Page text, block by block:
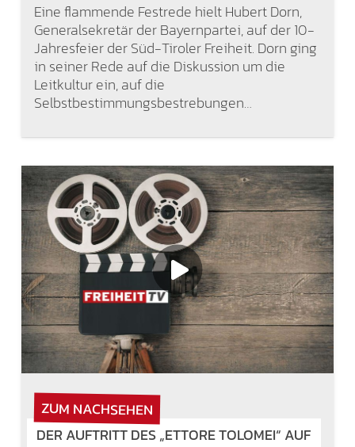
Eine flammende Festrede hielt Hubert Dorn,
Generalsekretär der Bayernpartei, auf der 10-
Jahresfeier der Süd-Tiroler Freiheit. Dorn ging
in seiner Rede auf die Diskussion um die
Leitkultur ein, auf die
Selbstbestimmungsbestrebungen…
ZUM NACHSEHEN
DER AUFTRITT DES „ETTORE TOLOMEI“ AUF